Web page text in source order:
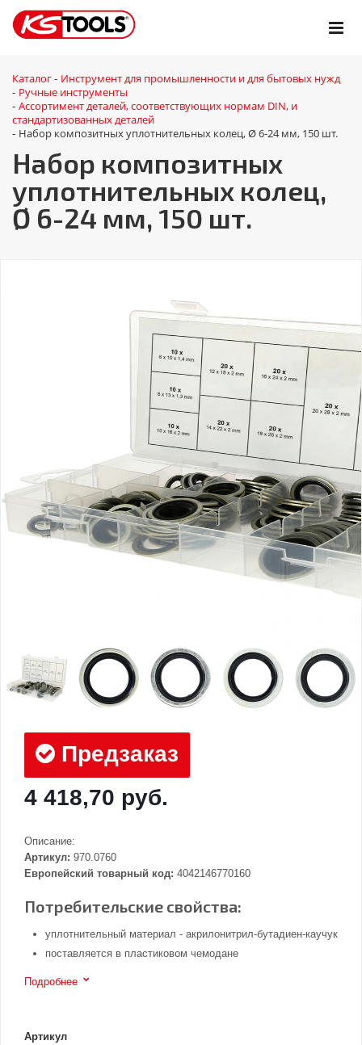
Каталог - Инструмент для промышленности и для бытовых нужд
- Ручные инструменты
- Ассортимент деталей, соответствующих нормам DIN, и
стандартизованных деталей
- Набор композитных уплотнительных колец, Ø 6-24 мм, 150 шт.
Набор композитных
уплотнительных колец,
Ø 6-24 мм, 150 шт.
Предзаказ
4 418,70 руб.
Описание:
Артикул: 970.0760
Европейский товарный код: 4042146770160
Потребительские свойства:
уплотнительный материал - акрилонитрил-бутадиен-каучук
поставляется в пластиковом чемодане
Подробнее
Артикул